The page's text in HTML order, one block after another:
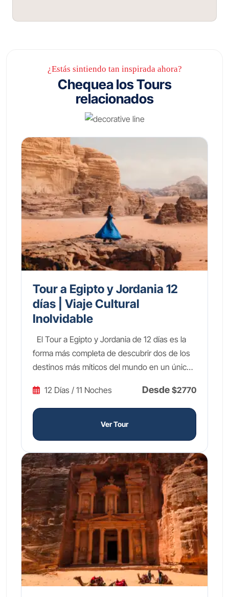
¿Estás sintiendo tan inspirada ahora?
Chequea los Tours
relacionados
Tour a Egipto y Jordania 12
días | Viaje Cultural
Inolvidable
El Tour a Egipto y Jordania de 12 días es la
forma más completa de descubrir dos de los
destinos más míticos del mundo en un único
Pirámides de Guiza, explorarás los tesoros
inigualables del Gran Museo Egipcio y
descubrirás los secretos de Sakkara, cuna de
las primeras pirámides escalonadas del
mundo. A bordo de un crucero de lujo por el
Nilo, navegarás hacia Luxor y Asuán para
admirar el Templo de Karnak, el Valle de los
Reyes y el imponente Templo de Filae,
acompañado en todo momento por guías
expertos en español que transformarán cada
visita en una lección viva de historia milenaria.
La segunda parte del Tour a Egipto y
Jordania te sumerge en la riqueza cultural del
Reino Hachemita. Desde Ammán explorarás
su ciudadela y el espectacular teatro romano,
12 Días / 11 Noches Desde $2770
Ver Tour